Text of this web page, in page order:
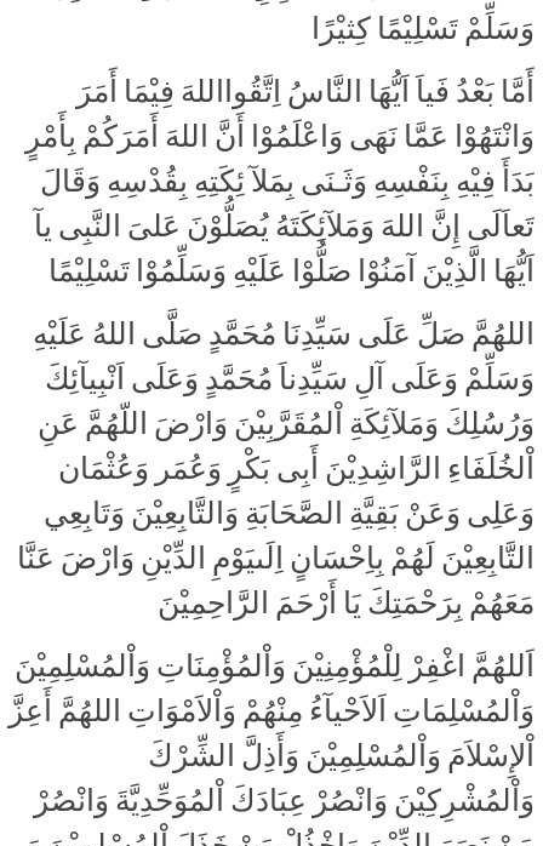
وَسَلِّمْ تَسْلِيْمًا كِثيْرًا
أَمَّا بَعْدُ فَياَ اَيُّهَا النَّاسُ اِتَّقُوااللهَ فِيْمَا أَمَرَ
وَانْتَهُوْا عَمَّا نَهَى وَاعْلَمُوْا أَنَّ اللهَ أَمَرَكُمْ بِأَمْرٍ
بَدَأَ فِيْهِ بِنَفْسِهِ وَثَـنَى بِمَلآ ئِكَتِهِ بِقُدْسِهِ وَقَالَ
تَعاَلَى إِنَّ اللهَ وَمَلآئِكَتَهُ يُصَلُّوْنَ عَلىَ النَّبِى يآ
اَيُّهَا الَّذِيْنَ آمَنُوْا صَلُّوْا عَلَيْهِ وَسَلِّمُوْا تَسْلِيْمًا
اللهُمَّ صَلِّ عَلَى سَيِّدِنَا مُحَمَّدٍ صَلَّى اللهُ عَلَيْهِ
وَسَلِّمْ وَعَلَى آلِ سَيِّدِناَ مُحَمَّدٍ وَعَلَى اَنْبِيآئِكَ
وَرُسُلِكَ وَمَلآئِكَةِ اْلمُقَرَّبِيْنَ وَارْضَ اللّهُمَّ عَنِ
اْلخُلَفَاءِ الرَّاشِدِيْنَ أَبِى بَكْرٍ وَعُمَر وَعُثْمَان
وَعَلِى وَعَنْ بَقِيَّةِ الصَّحَابَةِ وَالتَّابِعِيْنَ وَتَابِعِي
التَّابِعِيْنَ لَهُمْ بِاِحْسَانٍ اِلَىيَوْمِ الدِّيْنِ وَارْضَ عَنَّا
مَعَهُمْ بِرَحْمَتِكَ يَا أَرْحَمَ الرَّاحِمِيْنَ
اَللهُمَّ اغْفِرْ لِلْمُؤْمِنِيْنَ وَاْلمُؤْمِنَاتِ وَاْلمُسْلِمِيْنَ
وَاْلمُسْلِمَاتِ اَلاَحْيآءُ مِنْهُمْ وَاْلاَمْوَاتِ اللهُمَّ أَعِزَّ
اْلإِسْلاَمَ وَاْلمُسْلِمِيْنَ وَأَذِلَّ الشِّرْكَ
وَاْلمُشْرِكِيْنَ وَانْصُرْ عِبَادَكَ اْلمُوَحِّدِيَّةَ وَانْصُرْ